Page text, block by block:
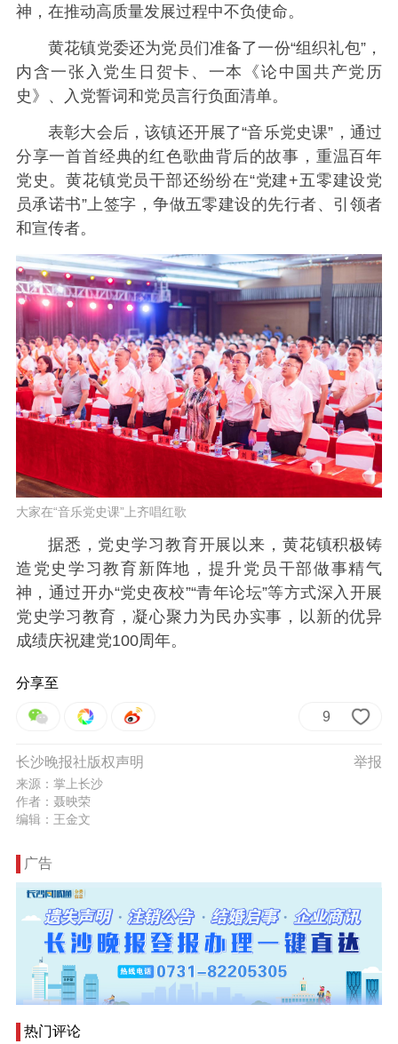
神，在推动高质量发展过程中不负使命。
黄花镇党委还为党员们准备了一份“组织礼包”，
内含一张入党生日贺卡、一本《论中国共产党历
史》、入党誓词和党员言行负面清单。
表彰大会后，该镇还开展了“音乐党史课”，通过
分享一首首经典的红色歌曲背后的故事，重温百年
党史。黄花镇党员干部还纷纷在“党建+五零建设党
员承诺书”上签字，争做五零建设的先行者、引领者
和宣传者。
大家在“音乐党史课”上齐唱红歌
据悉，党史学习教育开展以来，黄花镇积极铸
造党史学习教育新阵地，提升党员干部做事精气
神，通过开办“党史夜校”“青年论坛”等方式深入开展
党史学习教育，凝心聚力为民办实事，以新的优异
成绩庆祝建党100周年。
分享至
9
举报
长沙晚报社版权声明
来源：掌上长沙
作者：聂映荣
编辑：王金文
广告
热门评论